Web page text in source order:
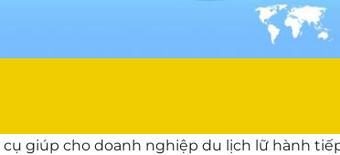
giúp cho doanh nghiệp du lịch lữ hành